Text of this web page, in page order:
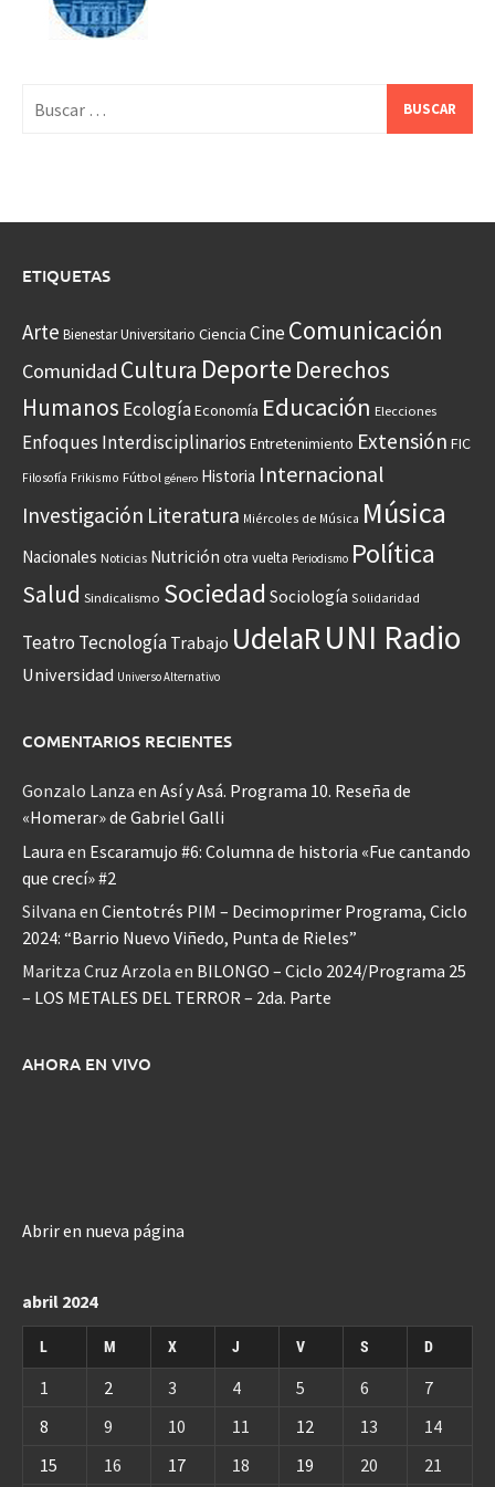
ETIQUETAS
Arte Bienestar Universitario Ciencia CineComunicación
Comunidad Cultura Deporte Derechos
Humanos EcologíaEconomía Educación Elecciones
Enfoques Interdisciplinarios Entretenimiento Extensión FIC
Filosofía Frikismo Fútbol género Historia Internacional
Investigación Literatura Miércoles de Música Música
Nacionales Noticias Nutrición otra vuelta Periodismo Política
Salud Sindicalismo Sociedad Sociología Solidaridad
Teatro Tecnología Trabajo UdelaRUNI Radio
Universidad Universo Alternativo
COMENTARIOS RECIENTES
Gonzalo Lanza en Así y Asá. Programa 10. Reseña de
«Homerar» de Gabriel Galli
Laura en Escaramujo #6: Columna de historia «Fue cantando
que crecí» #2
Silvana en Cientotrés PIM – Decimoprimer Programa, Ciclo
2024: “Barrio Nuevo Viñedo, Punta de Rieles”
Maritza Cruz Arzola en BILONGO – Ciclo 2024/Programa 25
– LOS METALES DEL TERROR – 2da. Parte
AHORA EN VIVO
Abrir en nueva página
abril 2024
L M X J V S D
1 2 3 4 5 6
7
8
9 10 11 12 13
14
15
16 17 18 19 20 21